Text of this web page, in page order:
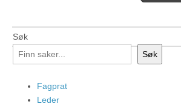
Søk
Søk
Fagprat
Leder